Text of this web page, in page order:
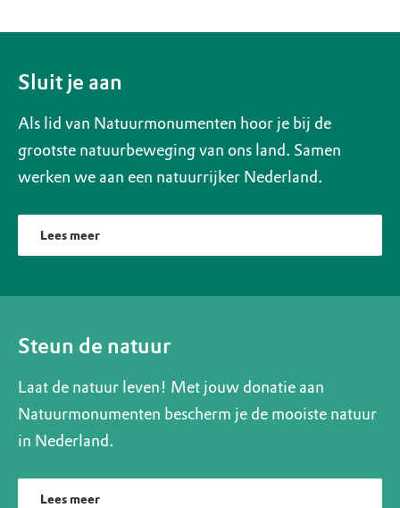
Sluit je aan
Als lid van Natuurmonumenten hoor je bij de
grootste natuurbeweging van ons land. Samen
werken we aan een natuurrijker Nederland.
Lees meer
Steun de natuur
Laat de natuur leven! Met jouw donatie aan
Natuurmonumenten bescherm je de mooiste natuur
in Nederland.
Lees meer